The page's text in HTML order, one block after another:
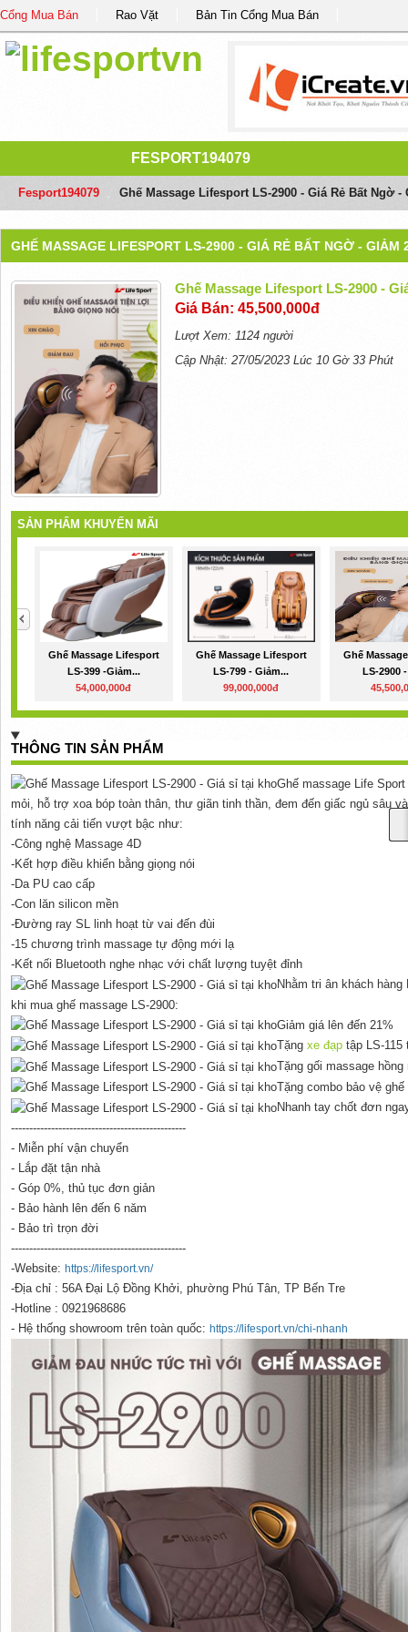
Cổng Mua Bán Rao Vặt Bản Tin Cổng Mua Bán
FESPORT194079
Fesport194079 Ghế Massage Lifesport LS-2900 - Giá Rẻ Bất Ngờ -
GHẾ MASSAGE LIFESPORT LS-2900 - GIÁ RẺ BẤT NGỜ - GIẢM
Ghế Massage Lifesport LS-2900 -
Giá Bán: 45,500,000đ
Lượt Xem: 1124 người
Cập Nhật: 27/05/2023 Lúc 10 Gờ 33 Phút
SẢN PHẨM KHUYẾN MÃI
Ghế Massage Lifesport
LS-399 -Giảm...
54,000,000đ
Ghế Massage Lifesport
LS-799 - Giảm...
99,000,000đ
Ghế
LS-2900
THÔNG TIN SẢN PHẨM
Ghế massage Life
mỏi, hỗ trợ xoa bóp toàn thân, thư giãn tinh thần, đem đến giấc ngủ sâu
tính năng cải tiến vượt bậc như:
-Công nghệ Massage 4D
-Kết hợp điều khiển bằng giọng nói
-Da PU cao cấp
-Con lăn silicon mền
-Đường ray SL linh hoạt từ vai đến đùi
-15 chương trình massage tự động mới lạ
-Kết nối Bluetooth nghe nhạc với chất lượng tuyệt đỉnh
Nhằm tri ân khách
khi mua ghế massage LS-2900:
Giảm giá lên đến 21%
Tặng xe đạptập LS-115
Tặng gối massage
Tặng combo bảo vệ
Nhanh tay chốt đơn
------------------------------------------------
- Miễn phí vận chuyển
- Lắp đặt tận nhà
- Góp 0%, thủ tục đơn giản
- Bảo hành lên đến 6 năm
- Bảo trì trọn đời
------------------------------------------------
-Website: https://lifesport.vn/
-Địa chỉ : 56A Đại Lộ Đồng Khởi, phường Phú Tân, TP Bến Tre
-Hotline : 0921968686
- Hệ thống showroom trên toàn quốc: https://lifesport.vn/chi-nhanh